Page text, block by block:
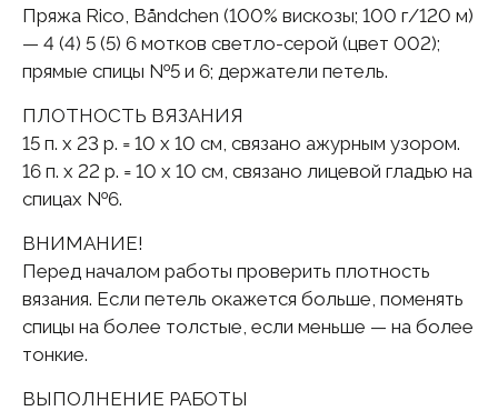
Пряжа Rico, Båndchen (100% вискозы; 100 г/120 м)
— 4 (4) 5 (5) 6 мотков светло-серой (цвет 002);
прямые спицы №5 и 6; держатели петель.
ПЛОТНОСТЬ ВЯЗАНИЯ
15 п. х 23 р. = 10 х 10 см, связано ажурным узором.
16 п. х 22 р. = 10 х 10 см, связано лицевой гладью на
спицах №6.
ВНИМАНИЕ!
Перед началом работы проверить плотность
вязания. Если петель окажется больше, поменять
спицы на более толстые, если меньше — на более
тонкие.
ВЫПОЛНЕНИЕ РАБОТЫ